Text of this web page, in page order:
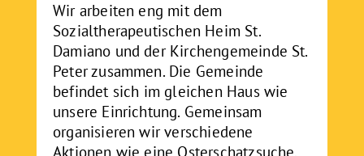
Wir arbeiten eng mit dem
Sozialtherapeutischen Heim St.
Damiano und der Kirchengemeinde St.
Peter zusammen. Die Gemeinde
befindet sich im gleichen Haus wie
unsere Einrichtung. Gemeinsam
organisieren wir verschiedene
Aktionen wie eine Osterschatzsuche,